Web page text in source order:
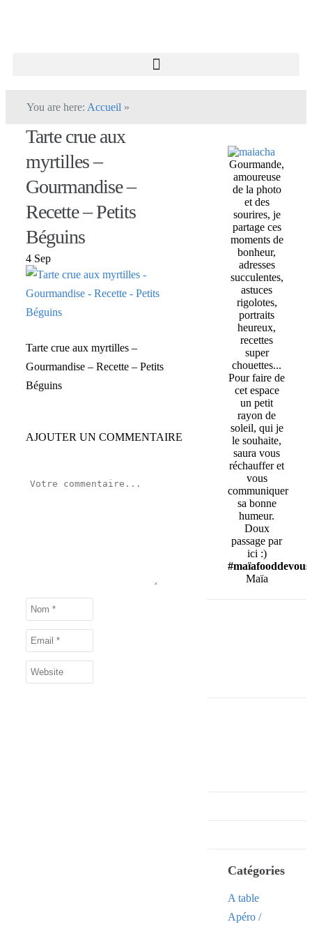
You are here: Accueil »
Tarte crue aux
myrtilles –
Gourmandise –
Recette – Petits
Béguins
4 Sep
Tarte crue aux myrtilles –
Gourmandise – Recette – Petits
Béguins
AJOUTER UN COMMENTAIRE
Gourmande,
amoureuse
de la photo
et des
sourires, je
partage ces
moments de
bonheur,
adresses
succulentes,
astuces
rigolotes,
portraits
heureux,
recettes
super
chouettes...
Pour faire de
cet espace
un petit
rayon de
soleil, qui je
le souhaite,
saura vous
réchauffer et
vous
communiquer
sa bonne
humeur.
Doux
passage par
ici :)
#maïafooddevous
Maïa
Catégories
A table
Apéro /